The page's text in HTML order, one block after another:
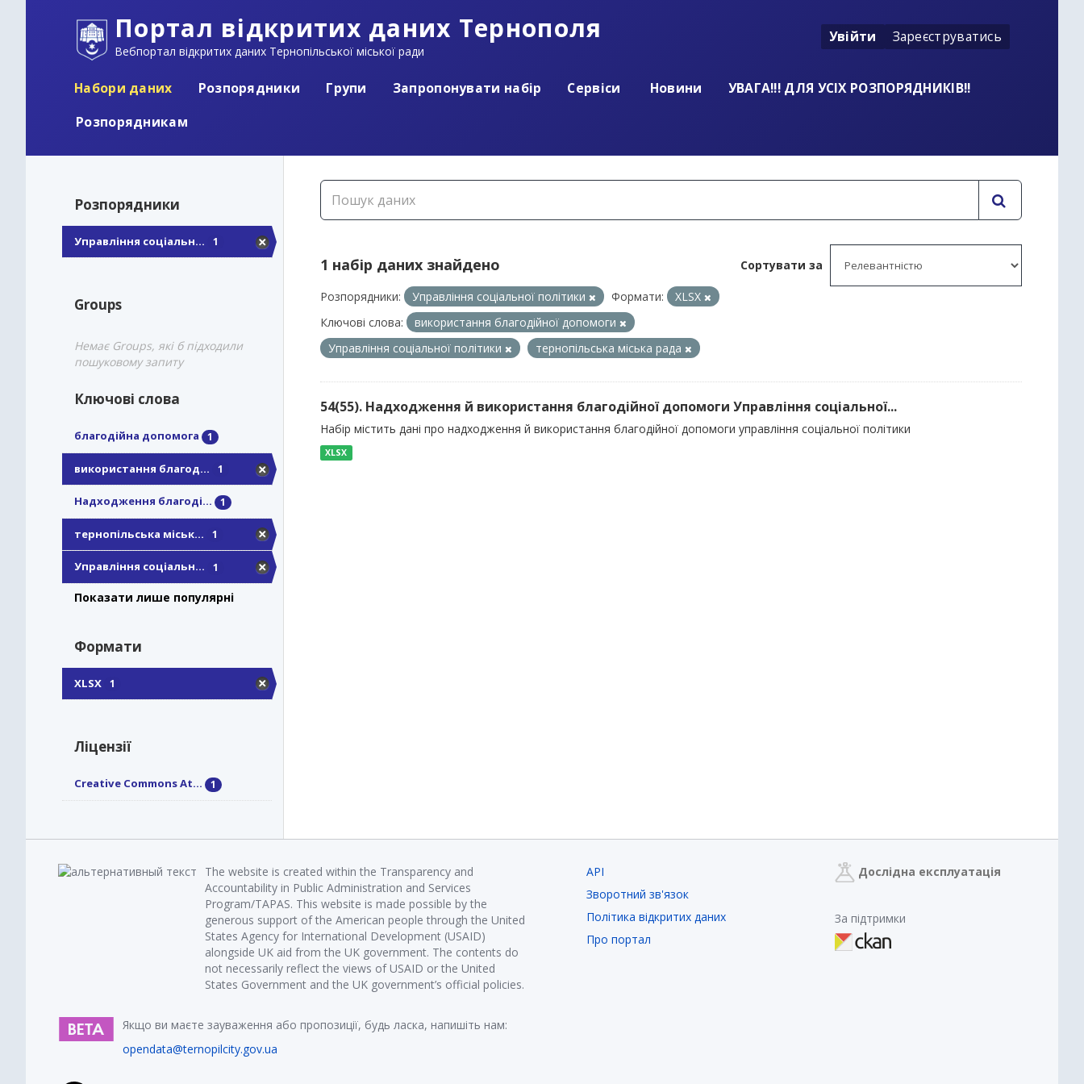
Портал відкритих даних Тернополя
Вебпортал відкритих даних Тернопільської міської ради
Увійти Зареєструватись
Набори даних Розпорядники Групи Запропонувати набір Сервіси Новини
УВАГА!!! ДЛЯ УСІХ РОЗПОРЯДНИКІВ!!
Розпорядникам
Розпорядники
Управління соціальн... 1
Groups
Немає Groups, які б підходили
пошуковому запиту
Ключові слова
благодійна допомога 1
використання благод... 1
Надходження благоді... 1
тернопільська міськ... 1
Управління соціальн... 1
Показати лише популярні
Формати
XLSX 1
Ліцензії
Creative Commons At... 1
Сортувати за
1 набір даних знайдено
Розпорядники: Управління соціальної політики Формати:
XLSX
Ключові слова:
використання благодійної допомоги
Управління соціальної політики
тернопільська міська рада
54(55). Надходження й використання благодійної допомоги Управління соціальної...
Набір містить дані про надходження й використання благодійної допомоги управління соціальної політики
XLSX
The website is created within the Transparency and
Accountability in Public Administration and Services
Program/TAPAS. This website is made possible by the
generous support of the American people through the United
States Agency for International Development (USAID)
alongside UK aid from the UK government. The contents do
not necessarily reflect the views of USAID or the United
States Government and the UK government’s official policies.
Якщо ви маєте зауваження або пропозиції, будь ласка, напишіть нам:
opendata@ternopilcity.gov.ua
API
Зворотний зв'язок
Політика відкритих даних
Про портал
Дослідна експлуатація
За підтримки